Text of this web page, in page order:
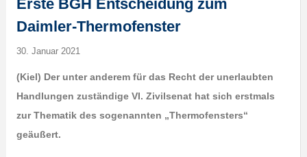
Erste BGH Entscheidung zum
Daimler-Thermofenster
30. Januar 2021
(Kiel) Der unter anderem für das Recht der unerlaubten
Handlungen zuständige VI. Zivilsenat hat sich erstmals
zur Thematik des sogenannten „Thermofensters“
geäußert.